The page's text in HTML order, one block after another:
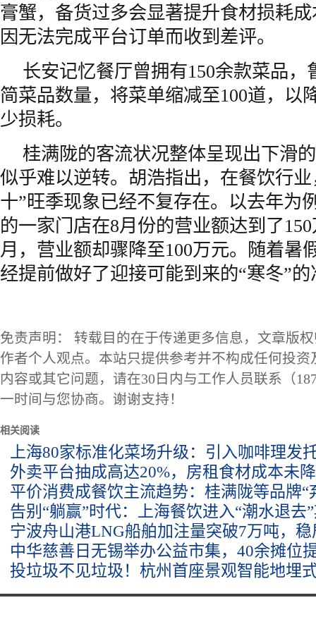
膏蟹，备货过多会显著提升食材损耗
因无法完成平台订单而收到差评。
长安记忆餐厅曾拥有150余款菜品，
简菜品数量，将菜单缩减至100道，以
少损耗。
桂满陇的客流状况整体呈现出下滑
似乎难以逆转。胡浩指出，在餐饮行
十”旺季现象已经不复存在。以去年为
的一家门店在8月份的营业额达到了
月，营业额却骤降至100万元。随着暑
经提前做好了迎接可能到来的“寒冬”的
免责声明： 转载目的在于传递更多信息，文章版
作者个人观点。本站只提供参考并不构成任何投
内容或其它问题，请在30日内与工作人员联系（
一时间与您协商。谢谢支持！
相关阅读
上海80家标准化菜场升级：引入咖啡理发
外卖平台抽成高达20%，房租食材成本未
平价消费成餐饮主流趋势：桂满陇等品牌“
告别“躺赢”时代：上海餐饮进入“潮水退去
宁波舟山港LNG船舶加注量突破7万吨，
中华慈善日无锡举办公益市集，40余摊位
投垃圾不见垃圾！杭州首座景观智能地埋